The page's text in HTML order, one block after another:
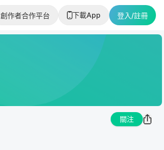
創作者合作平台 下載App 登入/註冊
關注